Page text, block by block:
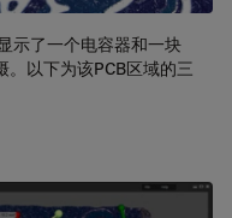
示了一个电容器和一块
。以下为该PCB区域的三